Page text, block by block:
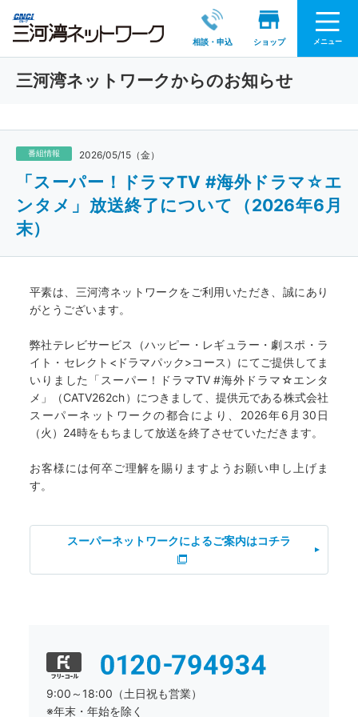
相談・申込 ショップ メニュー
三河湾ネットワークからのお知らせ
番組情報 2026/05/15（金）
「スーパー！ドラマTV #海外ドラマ☆エ
ンタメ」放送終了について（2026年6月
末）
平素は、三河湾ネットワークをご利用いただき、誠にあり
がとうございます。
弊社テレビサービス（ハッピー・レギュラー・劇スポ・ラ
イト・セレクト<ドラマパック>コース）にてご提供してま
いりました「スーパー！ドラマTV #海外ドラマ☆エンタ
メ」（CATV262ch）につきまして、提供元である株式会社
スーパーネットワークの都合により、2026年6月30日
（火）24時をもちまして放送を終了させていただきます。
お客様には何卒ご理解を賜りますようお願い申し上げま
す。
スーパーネットワークによるご案内はコチラ
9:00～18:00（土日祝も営業）
※年末・年始を除く